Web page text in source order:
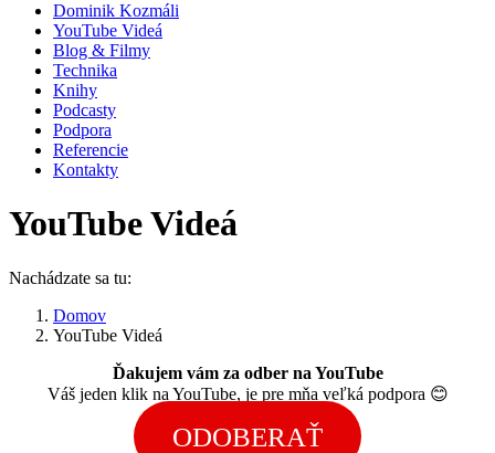
otvorí
novom
okne
otvorí
novom
okne
otvorí
novom
okne
otvorí
novom
okne
otvorí
novom
okne
Dominik Kozmáli
YouTube Videá
Blog & Filmy
Technika
Knihy
Podcasty
Podpora
Referencie
Kontakty
YouTube Videá
Nachádzate sa tu:
Domov
YouTube Videá
Ďakujem vám za odber na YouTube
Váš jeden klik na YouTube, je pre mňa veľká podpora 😊
ODOBERAŤ